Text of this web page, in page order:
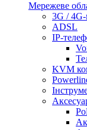
Мережеве
3G /
ADSL
IP-
KVM